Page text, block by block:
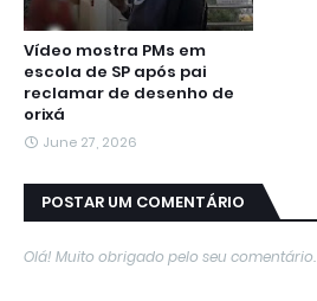
Vídeo mostra PMs em
escola de SP após pai
reclamar de desenho de
orixá
June 27, 2026
POSTAR UM COMENTÁRIO
Olá! Muito obrigado pelo seu comentário.